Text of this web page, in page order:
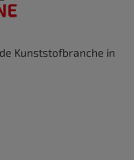
Kunststofbranche in